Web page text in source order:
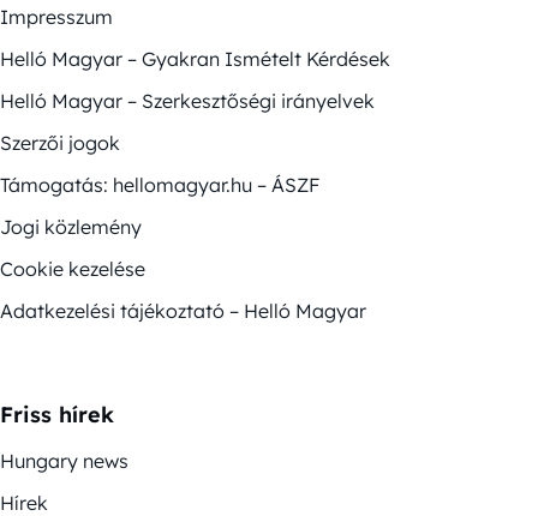
Impresszum
Helló Magyar – Gyakran Ismételt Kérdések
Helló Magyar – Szerkesztőségi irányelvek
Szerzői jogok
Támogatás: hellomagyar.hu – ÁSZF
Jogi közlemény
Cookie kezelése
Adatkezelési tájékoztató – Helló Magyar
Friss hírek
Hungary news
Hírek